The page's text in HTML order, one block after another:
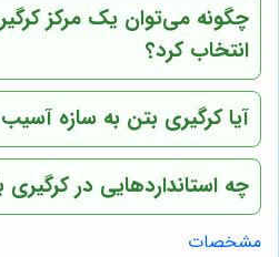
چگونه می‌توان یک مرکز
انتخاب کرد؟
آیا کرگیری بتن به سازه
چه استانداردهایی در
مشخصات